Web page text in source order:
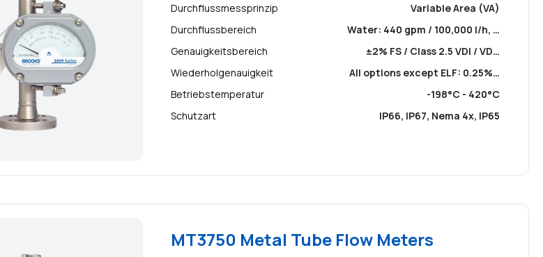
Durchflussmessprinzip
Variable Area (VA)
Durchflussbereich
Water: 440 gpm / 100,000 l/h, …
Genauigkeitsbereich
±2% FS / Class 2.5 VDI / VD…
Wiederholgenauigkeit
All options except ELF: 0.25%…
Betriebstemperatur
-198°C - 420°C
Schutzart
IP66, IP67, Nema 4x, IP65
MT3750 Metal Tube Flow Meters